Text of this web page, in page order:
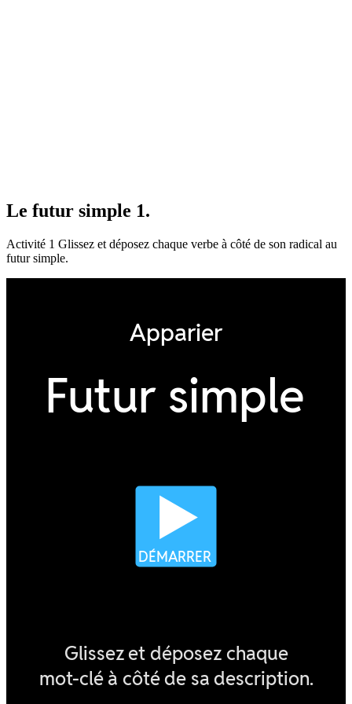
Le futur simple 1.
Activité 1 Glissez et déposez chaque verbe à côté de son radical au
futur simple.